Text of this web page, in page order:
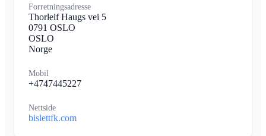
Forretningsadresse
Thorleif Haugs vei 5
0791 OSLO
OSLO
Norge
Mobil
+4747445227
Nettside
bislettfk.com